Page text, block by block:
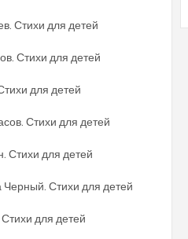
Стихи для детей
Стихи для детей
для детей
Стихи для детей
Стихи для детей
Стихи для детей
Стихи для детей